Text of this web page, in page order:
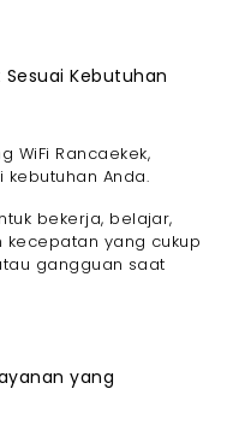
Kebutuhan
WiFi Rancaekek,
Anda.
bekerja, belajar,
yang cukup
gangguan saat
yang